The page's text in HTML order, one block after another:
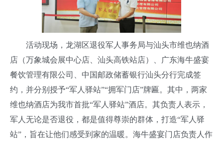
活动现场，龙湖区退役军人事务局与汕头市维也纳酒
店（万象城会展中心店、汕头高铁站店）、广东海牛盛宴
餐饮管理有限公司、中国邮政储蓄银行汕头分行完成签
约，并分别授予“军人驿站”“拥军门店”牌匾。其中，两家
维也纳酒店为我市首批“军人驿站”酒店。其负责人表示，
军人无论是否退役，都是值得尊崇的群体，打造“军人驿
站”，旨在让他们感受到家的温暖。海牛盛宴门店负责人作